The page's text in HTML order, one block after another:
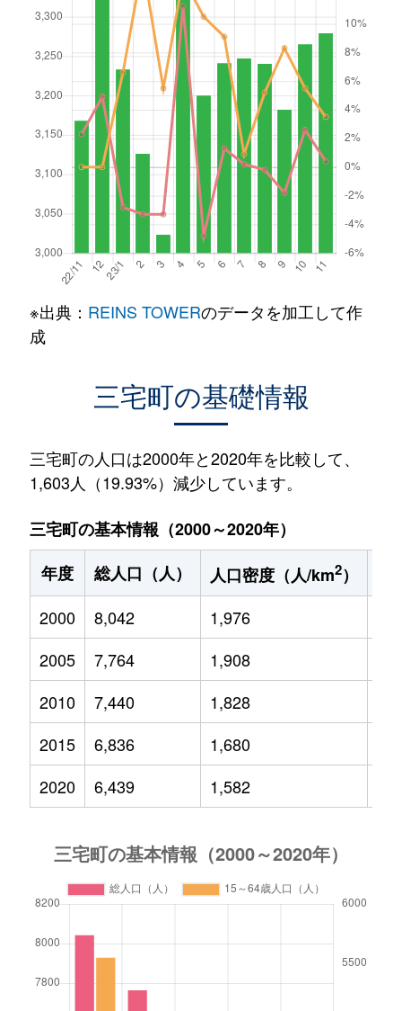
※出典： REINS TOWERのデータを加工して作
成
三宅町の基礎情報
三宅町の人口は2000年と2020年を比較して、
1,603人（19.93%）減少しています。
三宅町の基本情報（2000～2020年）
年度
総人口（人） 人口密度（人/km2）
2000
8,042 1,976
2005
7,764 1,908
2010
7,440 1,828
2015
6,836 1,680
2020
6,439 1,582